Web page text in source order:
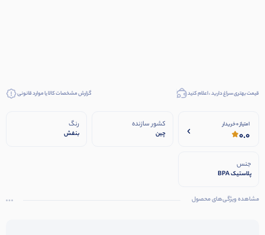
قیمت بهتری سراغ دارید ، اعلام کنید گزارش مشخصات کالا یا موارد قانونی
امتیاز 0 خریدار
0.0
کشور سازنده
چین
رنگ
بنفش
جنس
پلاستیک BPA
مشاهده ویژگی‌های محصول